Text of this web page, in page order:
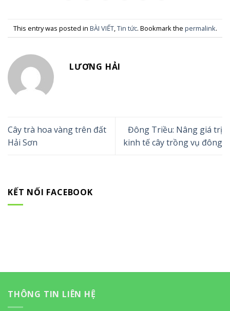
This entry was posted in BÀI VIẾT,Tin tức. Bookmark the permalink.
LƯƠNG HẢI
Cây trà hoa vàng trên đất
Hải Sơn
Đông Triều: Nâng giá trị
kinh tế cây trồng vụ đông
KẾT NỐI FACEBOOK
THÔNG TIN LIÊN HỆ